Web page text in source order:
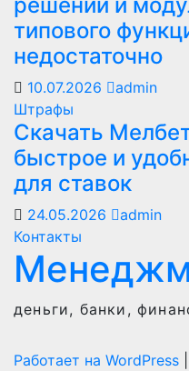
типового
недостаточно
10.07.2026
admin
Штрафы
Скачать
быстрое и
для ставок
24.05.2026
admin
Контакты
деньги, банки,
Работает на WordPress